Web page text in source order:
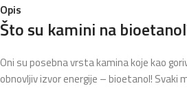
Opis
Što su kamini na
Oni su posebna vrsta kamina koje kao
obnovljiv izvor energije – bioetanol! Svaki